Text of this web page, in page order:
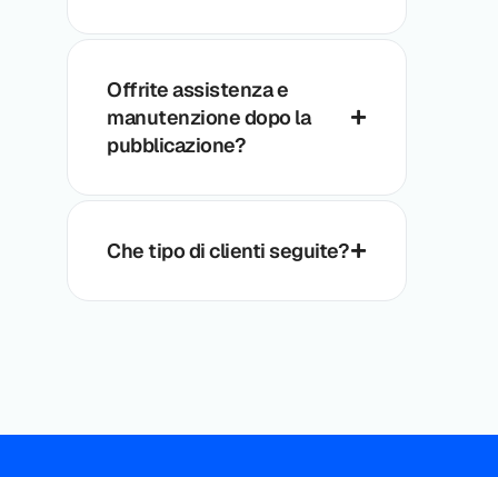
Offrite assistenza e
manutenzione dopo la
pubblicazione?
Che tipo di clienti seguite?